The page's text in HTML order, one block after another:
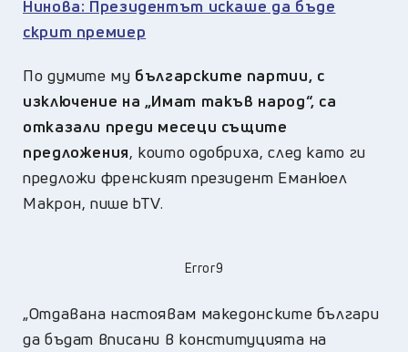
Нинова: Президентът искаше да бъде
скрит премиер
По думите му българските партии, с
изключение на „Имат такъв народ“, са
отказали преди месеци същите
предложения, които одобриха, след като ги
предложи френският президент Еманюел
Макрон, пише bTV.
Error9
„Отдавана настоявам македонските българи
да бъдат вписани в конституцията на